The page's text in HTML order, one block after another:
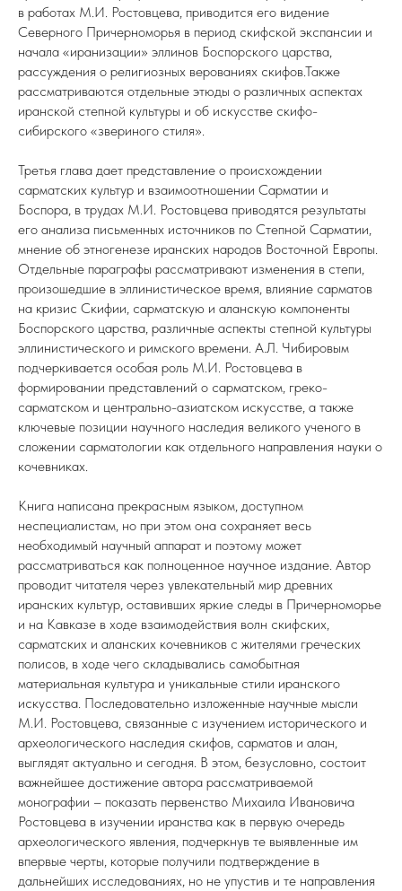
в работах М.И. Ростовцева, приводится его видение
Северного Причерноморья в период скифской экспансии и
начала «иранизации» эллинов Боспорского царства,
рассуждения о религиозных верованиях скифов.Также
рассматриваются отдельные этюды о различных аспектах
иранской степной культуры и об искусстве скифо-
сибирского «звериного стиля».
Третья глава дает представление о происхождении
сарматских культур и взаимоотношении Сарматии и
Боспора, в трудах М.И. Ростовцева приводятся результаты
его анализа письменных источников по Степной Сарматии,
мнение об этногенезе иранских народов Восточной Европы.
Отдельные параграфы рассматривают изменения в степи,
произошедшие в эллинистическое время, влияние сарматов
на кризис Скифии, сарматскую и аланскую компоненты
Боспорского царства, различные аспекты степной культуры
эллинистического и римского времени. А.Л. Чибировым
подчеркивается особая роль М.И. Ростовцева в
формировании представлений о сарматском, греко-
сарматском и центрально-азиатском искусстве, а также
ключевые позиции научного наследия великого ученого в
сложении сарматологии как отдельного направления науки о
кочевниках.
Книга написана прекрасным языком, доступном
неспециалистам, но при этом она сохраняет весь
необходимый научный аппарат и поэтому может
рассматриваться как полноценное научное издание. Автор
проводит читателя через увлекательный мир древних
иранских культур, оставивших яркие следы в Причерноморье
и на Кавказе в ходе взаимодействия волн скифских,
сарматских и аланских кочевников с жителями греческих
полисов, в ходе чего складывались самобытная
материальная культура и уникальные стили иранского
искусства. Последовательно изложенные научные мысли
М.И. Ростовцева, связанные с изучением исторического и
археологического наследия скифов, сарматов и алан,
выглядят актуально и сегодня. В этом, безусловно, состоит
важнейшее достижение автора рассматриваемой
монографии – показать первенство Михаила Ивановича
Ростовцева в изучении иранства как в первую очередь
археологического явления, подчеркнув те выявленные им
впервые черты, которые получили подтверждение в
дальнейших исследованиях, но не упустив и те направления